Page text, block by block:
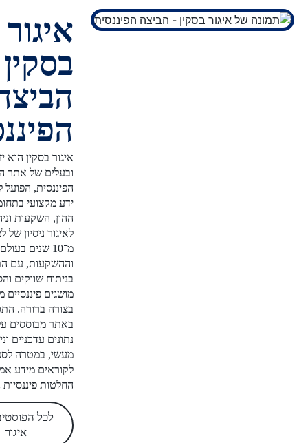
איגור
בסקין -
הביצה
הפיננסית
איגור בסקין הוא יזם פיננסי
ובעלים של אתר הביצה
הפיננסית, הפועל להנגשת
ידע מקצועי בתחומי שוק
ההון, השקעות וניהול כסף.
לאיגור ניסיון של למעלה
מ־10 שנים בעולם הפיננסים
וההשקעות, עם התמחות
בניתוח שווקים והסברת
מושגים פיננסיים מורכבים
בצורה ברורה. התכנים
באתר מבוססים על מחקר,
נתונים עדכניים וניסיון
מעשי, במטרה לספק
לקוראים מידע אמין לקבלת
החלטות פיננסיות נכונות.
לכל הפוסטים של